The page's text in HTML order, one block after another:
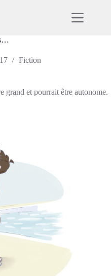
Fiction
grand et pourrait être autonome.